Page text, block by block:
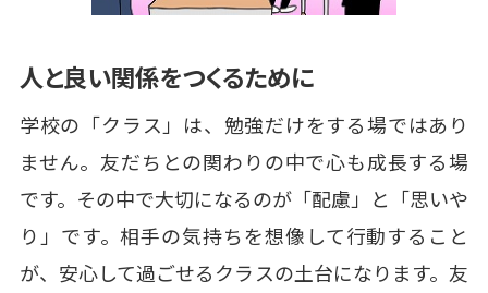
人と良い関係をつくるために
学校の「クラス」は、勉強だけをする場ではあり
ません。友だちとの関わりの中で心も成長する場
です。その中で大切になるのが「配慮」と「思いや
り」です。相手の気持ちを想像して行動すること
が、安心して過ごせるクラスの土台になります。友